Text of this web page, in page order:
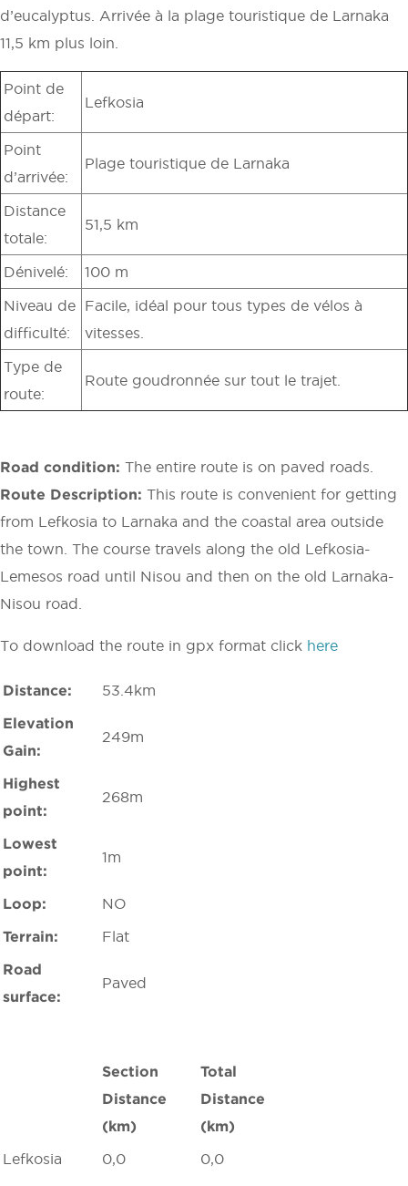
d’eucalyptus. Arrivée à la plage touristique de Larnaka
11,5 km plus loin.
Point de
départ:
Lefkosia
Point
d’arrivée:
Plage touristique de Larnaka
Distance
totale:
51,5 km
Dénivelé: 100 m
Niveau de
difficulté:
Facile, idéal pour tous types de vélos à
vitesses.
Type de
route:
Route goudronnée sur tout le trajet.
Road condition: The entire route is on paved roads.
Route Description: This route is convenient for getting
from Lefkosia to Larnaka and the coastal area outside
the town. The course travels along the old Lefkosia-
Lemesos road until Nisou and then on the old Larnaka-
Nisou road.
To download the route in gpx format click here
Distance:
53.4km
Elevation
Gain:
249m
Highest
point:
268m
Lowest
point:
1m
Loop:
NO
Terrain:
Flat
Road
surface:
Paved
Section
Distance
(km)
Total
Distance
(km)
Lefkosia
0,0
0,0